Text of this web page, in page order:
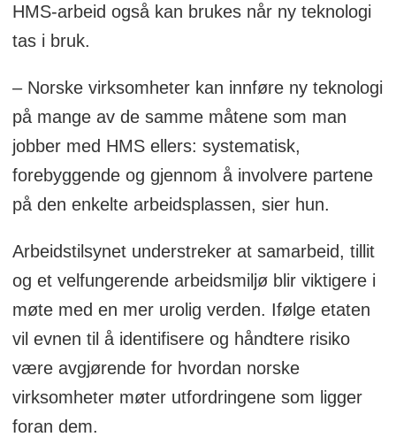
HMS-arbeid også kan brukes når ny teknologi
tas i bruk.
– Norske virksomheter kan innføre ny teknologi
på mange av de samme måtene som man
jobber med HMS ellers: systematisk,
forebyggende og gjennom å involvere partene
på den enkelte arbeidsplassen, sier hun.
Arbeidstilsynet understreker at samarbeid, tillit
og et velfungerende arbeidsmiljø blir viktigere i
møte med en mer urolig verden. Ifølge etaten
vil evnen til å identifisere og håndtere risiko
være avgjørende for hvordan norske
virksomheter møter utfordringene som ligger
foran dem.